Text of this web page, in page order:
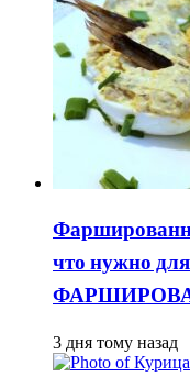
что нужно
3 дня тому назад